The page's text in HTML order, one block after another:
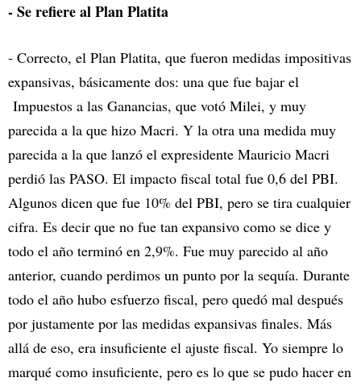
- Se refiere al Plan Platita
- Correcto, el Plan Platita, que fueron medidas impositivas
expansivas, básicamente dos: una que fue bajar el
Impuestos a las Ganancias, que votó Milei, y muy
parecida a la que hizo Macri. Y la otra una medida muy
parecida a la que lanzó el expresidente Mauricio Macri
perdió las PASO. El impacto fiscal total fue 0,6 del PBI.
Algunos dicen que fue 10% del PBI, pero se tira cualquier
cifra. Es decir que no fue tan expansivo como se dice y
todo el año terminó en 2,9%. Fue muy parecido al año
anterior, cuando perdimos un punto por la sequía. Durante
todo el año hubo esfuerzo fiscal, pero quedó mal después
por justamente por las medidas expansivas finales. Más
allá de eso, era insuficiente el ajuste fiscal. Yo siempre lo
marqué como insuficiente, pero es lo que se pudo hacer en